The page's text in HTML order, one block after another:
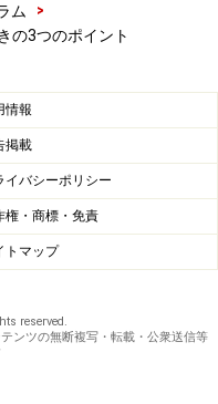
ム
>
の3つのポイント
情報
掲載
イバシーポリシー
権・商標・免責
トマップ
reserved.
ンツの無断複写・転載・公衆送信等